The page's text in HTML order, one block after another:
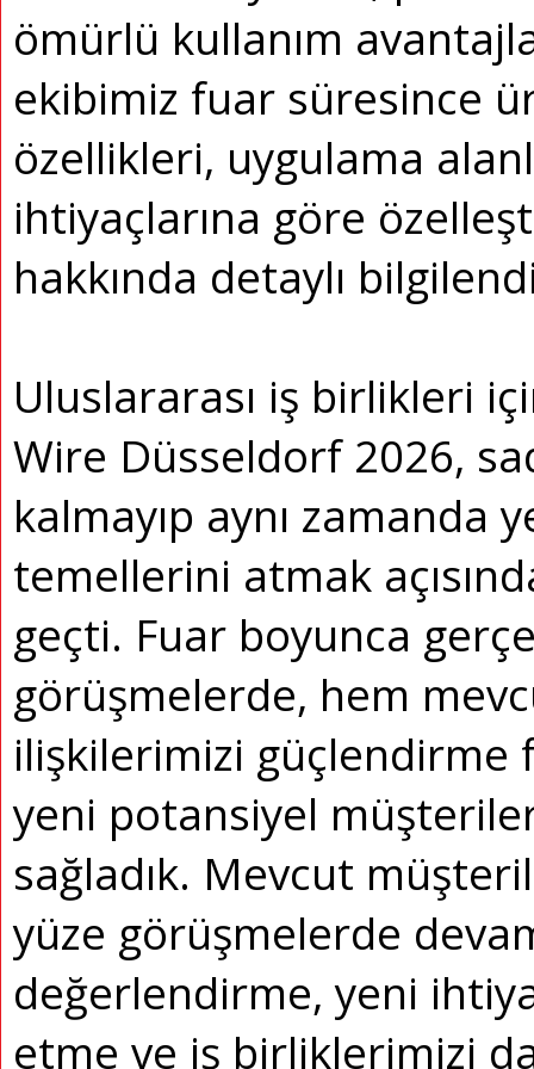
ömürlü kullanım
ekibimiz fuar süresince
özellikleri, uygulama
ihtiyaçlarına göre
hakkında detaylı
Uluslararası iş birlikleri
Wire Düsseldorf 2026,
kalmayıp aynı zamanda
temellerini atmak
geçti. Fuar boyunca
görüşmelerde, hem
ilişkilerimizi güçlendirme
yeni potansiyel
sağladık. Mevcut
yüze görüşmelerde
değerlendirme, yeni
etme ve iş birliklerimizi